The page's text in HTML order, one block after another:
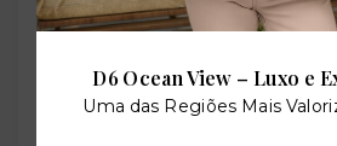
Jardim Oceania - João Pessoa/PB
−
D6 Ocean View – Luxo e
Uma das Regiões Mais